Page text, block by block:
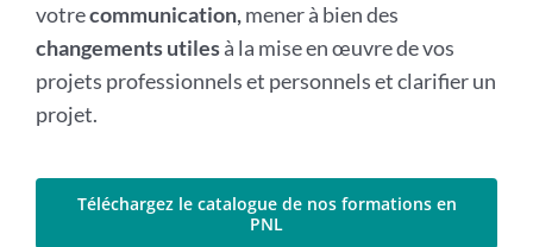
votrecommunication,mener à bien des
changements utilesà la mise en œuvre de vos
projets professionnels et personnels et clarifier un
projet.
Téléchargez le catalogue de nos formations en
PNL